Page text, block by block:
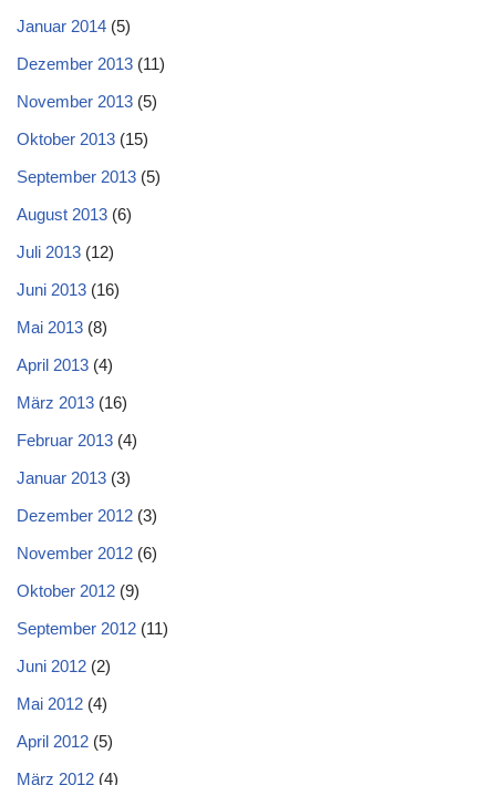
Januar 2014 (5)
Dezember 2013 (11)
November 2013 (5)
Oktober 2013 (15)
September 2013 (5)
August 2013 (6)
Juli 2013 (12)
Juni 2013 (16)
Mai 2013 (8)
April 2013 (4)
März 2013 (16)
Februar 2013 (4)
Januar 2013 (3)
Dezember 2012 (3)
November 2012 (6)
Oktober 2012 (9)
September 2012 (11)
Juni 2012 (2)
Mai 2012 (4)
April 2012 (5)
März 2012 (4)